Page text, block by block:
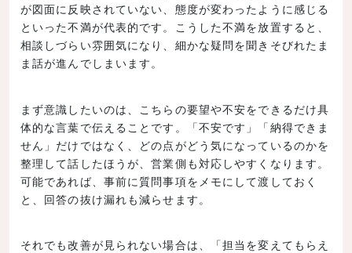
が図面に反映されていない、態度が変わったように感じる
といった不満が代表的です。こうした不満を放置すると、
相談しづらい雰囲気になり、細かな疑問を聞きそびれたま
ま話が進んでしまいます。
まず意識したいのは、こちらの要望や不安をできるだけ具
体的な言葉で伝えることです。「不安です」「納得できま
せん」だけではなく、どの点がどう気になっているのかを
整理して話したほうが、営業側も対応しやすくなります。
可能であれば、事前に質問事項をメモにして渡しておく
と、回答の抜け漏れも減らせます。
それでも改善が見られない場合は、「担当を変えてもらえ